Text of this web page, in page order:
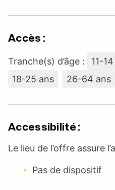
Accès :
Tranche(s) d’âge : 11-
18-25 ans
26-64 ans
Accessibilité :
Le lieu de l’offre assure
Pas de dispositif